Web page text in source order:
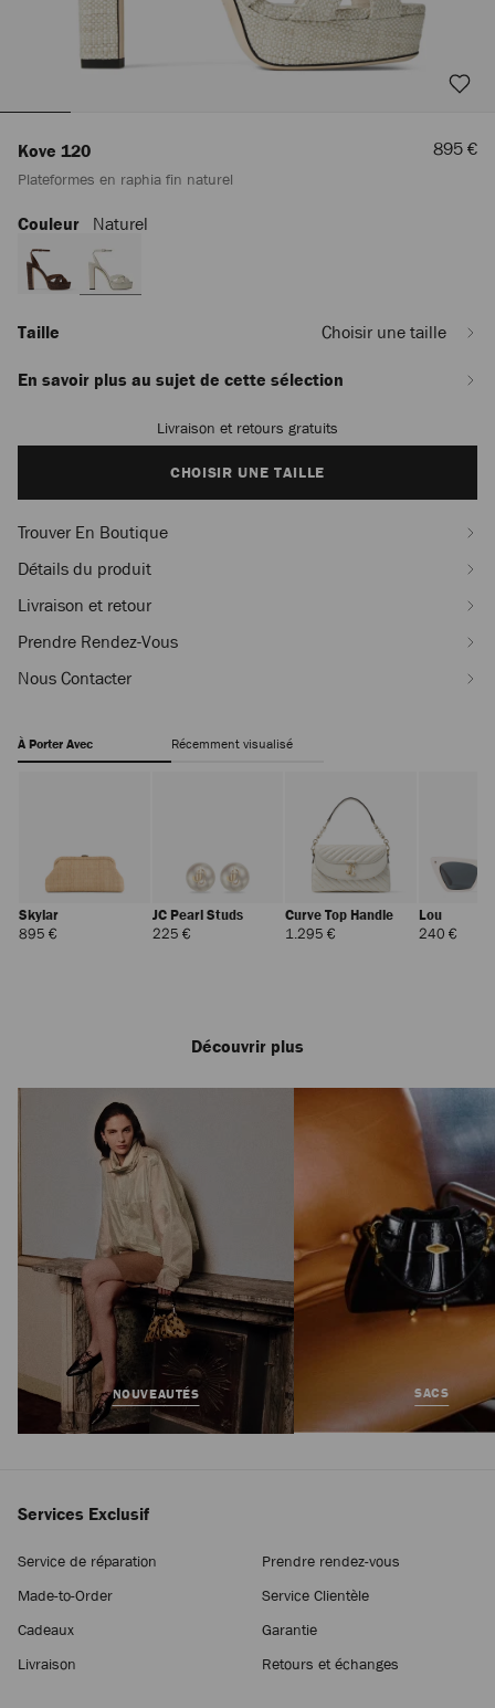
Kove 120
Plateformes en raphia fin naturel
Prix
895 €
https://row.jimmychoo.com/fr_FR/femme/chaussures/kove-
120/plateformes-
en-
raphia-
naturel-
Couleur Naturel
En savoir plus au sujet de cette sélection
Taille Choisir une taille
to
Livraison et retours gratuits
CHOISIR UNE TAILLE
Trouver En Boutique
Détails du produit
Livraison et retour
Prendre Rendez-Vous
Nous Contacter
À Porter Avec Récemment visualisé
Skylar
895 €
JC Pearl Studs
225 €Prix
Régulier
Curve Top Handle
1.295 €
Lou
240 €Prix
Régulier
Découvrir plus
NOUVEAUTÉS SACS
Services Exclusif
Service de réparation
Prendre rendez-vous
Made-to-Order
Service Clientèle
Cadeaux
Garantie
Livraison
Retours et échanges